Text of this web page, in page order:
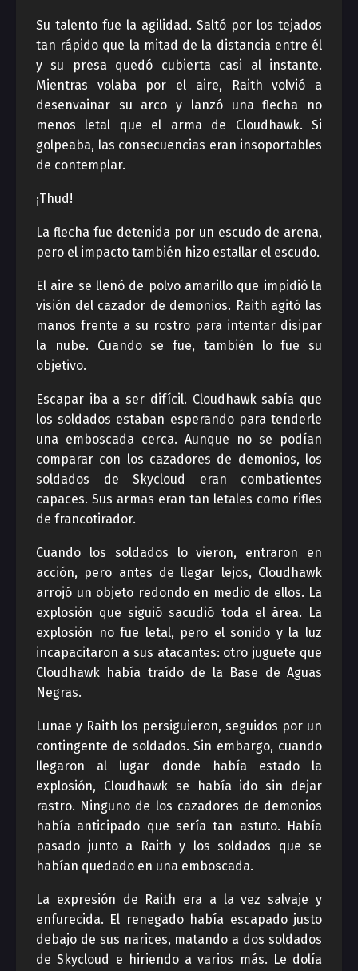
Su talento fue la agilidad. Saltó por los tejados
tan rápido que la mitad de la distancia entre él
y su presa quedó cubierta casi al instante.
Mientras volaba por el aire, Raith volvió a
desenvainar su arco y lanzó una flecha no
menos letal que el arma de Cloudhawk. Si
golpeaba, las consecuencias eran insoportables
de contemplar.
¡Thud!
La flecha fue detenida por un escudo de arena,
pero el impacto también hizo estallar el escudo.
El aire se llenó de polvo amarillo que impidió la
visión del cazador de demonios. Raith agitó las
manos frente a su rostro para intentar disipar
la nube. Cuando se fue, también lo fue su
objetivo.
Escapar iba a ser difícil. Cloudhawk sabía que
los soldados estaban esperando para tenderle
una emboscada cerca. Aunque no se podían
comparar con los cazadores de demonios, los
soldados de Skycloud eran combatientes
capaces. Sus armas eran tan letales como rifles
de francotirador.
Cuando los soldados lo vieron, entraron en
acción, pero antes de llegar lejos, Cloudhawk
arrojó un objeto redondo en medio de ellos. La
explosión que siguió sacudió toda el área. La
explosión no fue letal, pero el sonido y la luz
incapacitaron a sus atacantes: otro juguete que
Cloudhawk había traído de la Base de Aguas
Negras.
Lunae y Raith los persiguieron, seguidos por un
contingente de soldados. Sin embargo, cuando
llegaron al lugar donde había estado la
explosión, Cloudhawk se había ido sin dejar
rastro. Ninguno de los cazadores de demonios
había anticipado que sería tan astuto. Había
pasado junto a Raith y los soldados que se
habían quedado en una emboscada.
La expresión de Raith era a la vez salvaje y
enfurecida. El renegado había escapado justo
debajo de sus narices, matando a dos soldados
de Skycloud e hiriendo a varios más. Le dolía